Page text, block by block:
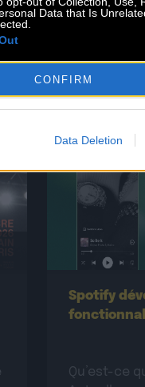
Data that Is
CONFIRM
Data Deletion
Music on
juste en
Spotify
Qu’est-ce